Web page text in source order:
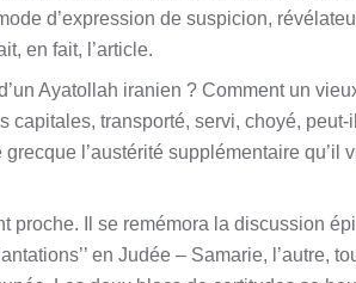
d’expression de suspicion,
en fait, l’article.
Ayatollah iranien ? Comment un
capitales, transporté, servi, choyé,
l’austérité supplémentaire qu’il
proche. Il se remémora la discussion
en Judée – Samarie, l’autre,